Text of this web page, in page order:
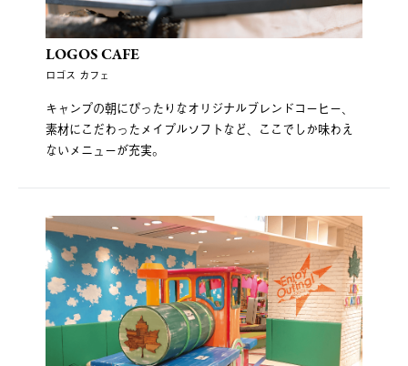
LOGOS CAFE
ロゴス カフェ
キャンプの朝にぴったりなオリジナルブレンドコーヒー、
素材にこだわったメイプルソフトなど、ここでしか味わえ
ないメニューが充実。